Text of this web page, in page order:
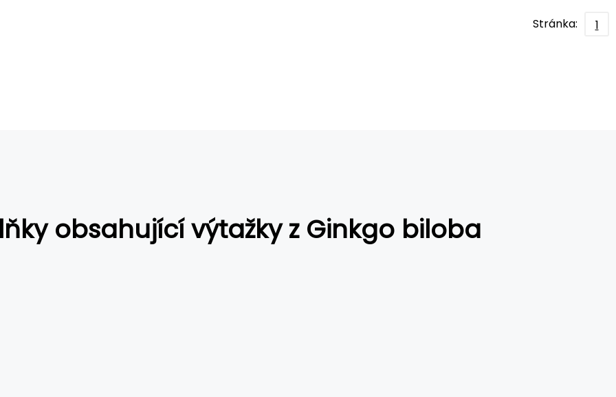
Stránka: 1
obsahující výtažky z Ginkgo biloba